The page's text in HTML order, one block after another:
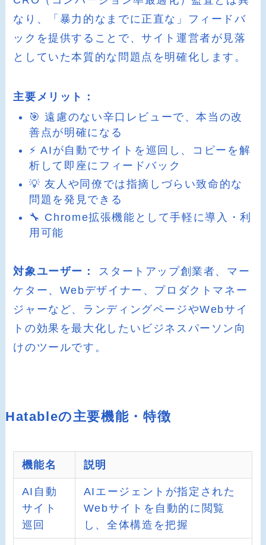
なり、「暴力的なまでに正直な」フィードバ
ックを提供することで、サイト運営者が見落
としていた本質的な問題点を明確化します。
主要メリット：
🎯 遠慮のない辛口レビューで、本当の改
善点が明確になる
⚡ AIが自動でサイトを巡回し、コピーを解
析して即座にフィードバック
💡 友人や同僚では指摘しづらい致命的な
問題を発見できる
🔧 Chrome拡張機能として手軽に導入・利
用可能
対象ユーザー：
スタートアップ創業者、マー
ケター、Webデザイナー、プロダクトマネー
ジャーなど、ランディングページやWebサイ
トの効果を最大化したいビジネスパーソン向
けのツールです。
Hatableの主要機能・特徴
機能名 説明
AI自動
サイト
巡回
AIエージェントが指定された
Webサイトを自動的に閲覧
し、全体構造を把握